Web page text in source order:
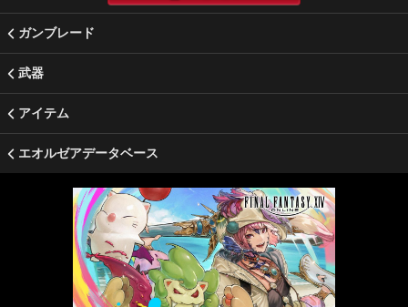
ガンブレード
武器
アイテム
エオルゼアデータベース